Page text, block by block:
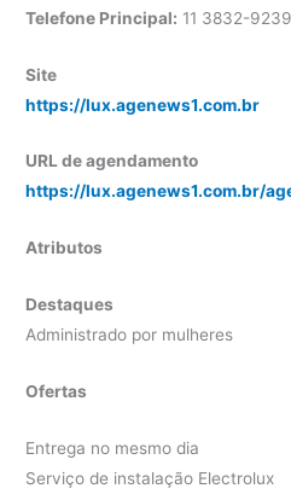
Telefone Principal: 11 3832-9239
Site
https://lux.agenews1.com.br
URL de agendamento
https://lux.agenews1.com.br/
Atributos
Destaques
Administrado por mulheres
Ofertas
Entrega no mesmo dia
Serviço de instalação Electrolux